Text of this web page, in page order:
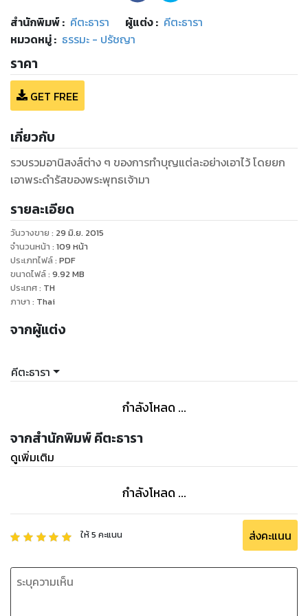
สำนักพิมพ์: คีตะธารา ผู้แต่ง : คีตะธารา
หมวดหมู่: ธรรมะ - ปรัชญา
ราคา
GET FREE
เกี่ยวกับ
รวบรวมอานิสงส์ต่าง ๆ ของการทำบุญแต่ละอย่างเอาไว้ โดยยก
เอาพระดำรัสของพระพุทธเจ้ามา
รายละเอียด
วันวางขาย : 29 มิ.ย. 2015
จำนวนหน้า : 109 หน้า
ประเภทไฟล์: PDF
ขนาดไฟล์: 9.92 MB
ประเทศ: TH
ภาษา : Thai
จากผู้แต่ง
คีตะธารา
กำลังโหลด ...
จากสำนักพิมพ์ คีตะธารา
ดูเพิ่มเติม
กำลังโหลด ...
ให้5 คะแนน ส่งคะแนน